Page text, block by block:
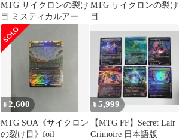
MTG サイクロンの裂け
目 ミスティカルアーカ
イブ 日本画
MTG サイクロンの裂け
目
¥ 2,600
MTG SOA《サイクロン
の裂け目》foil
¥5,999
【MTG FF】Secret Lair
Grimoire 日本語版